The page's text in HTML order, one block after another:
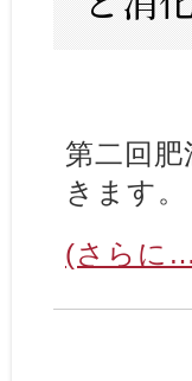
第二回
きます。
(さらに